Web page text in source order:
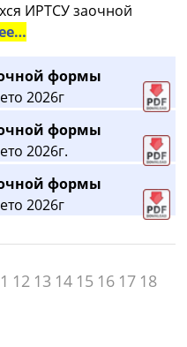
ИРТСУ заочной
формы
2026г
формы
2026г.
формы
2026г
12 13 14 15 16 17 18